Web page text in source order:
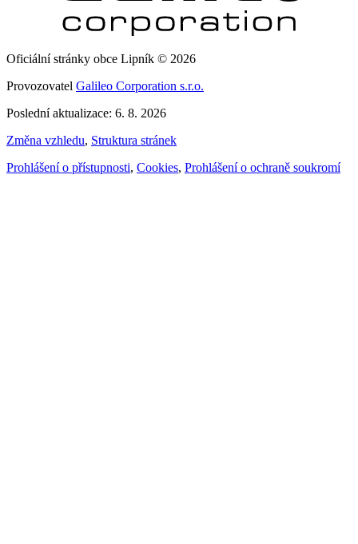
Oficiální stránky obce Lipník © 2026
Provozovatel Galileo Corporation s.r.o.
Poslední aktualizace: 6. 8. 2026
Změna vzhledu, Struktura stránek
Prohlášení o přístupnosti, Cookies, Prohlášení o ochraně soukromí